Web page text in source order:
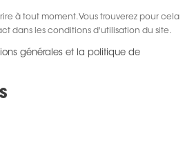
à tout moment. Vous trouverez pour cela
dans les conditions d'utilisation du site.
générales et la politique de